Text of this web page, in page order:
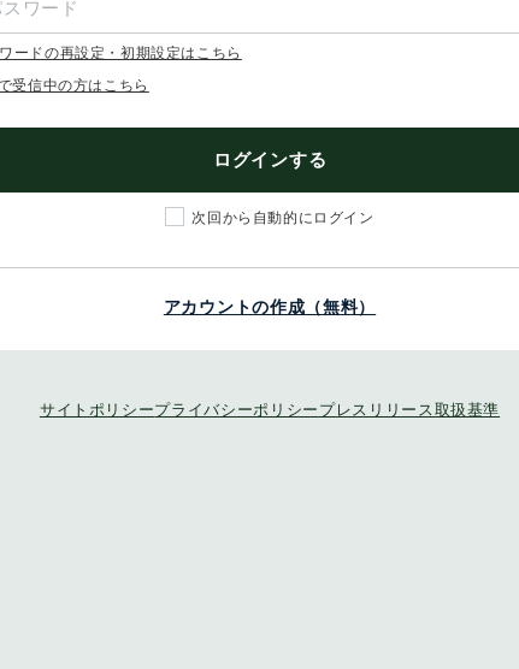
ードの再設定・初期設定はこちら
受信中の方はこちら
ログインする
次回から自動的にログイン
アカウントの作成（無料）
サイトポリシープライバシーポリシー プレスリリース取扱基準